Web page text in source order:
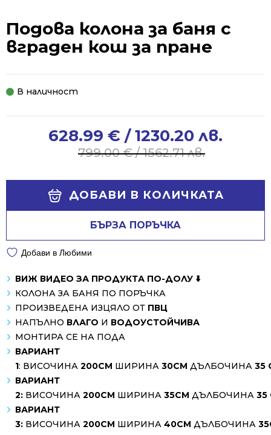
Подова колона за баня с
вграден кош за пране
В наличност
799.00€/ 1562.71 лв.
799.00 €
628.99 € / 1230.20 лв.
628.99 €
ДОБАВИ В КОЛИЧКАТА
БЪРЗА ПОРЪЧКА
Добави в Любими
ВИЖ ВИДЕО ЗА ПРОДУКТА ПО-ДОЛУ ⬇️
КОЛОНА ЗА БАНЯ ПО ПОРЪЧКА
ПРОИЗВЕДЕНА ИЗЦЯЛО ОТ ПВЦ
НАПЪЛНО ВЛАГО И ВОДОУСТОЙЧИВА
МОНТИРА СЕ НА ПОДА
ВАРИАНТ
1: ВИСОЧИНА 200СМ ШИРИНА 30СМ ДЪЛБОЧИНА 35
ВАРИАНТ
2: ВИСОЧИНА 200СМ ШИРИНА 35СМ ДЪЛБОЧИНА 35
ВАРИАНТ
3: ВИСОЧИНА 200СМ ШИРИНА 40СМ ДЪЛБОЧИНА